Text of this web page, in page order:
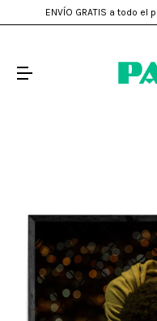
ENVÍO GRATIS a todo